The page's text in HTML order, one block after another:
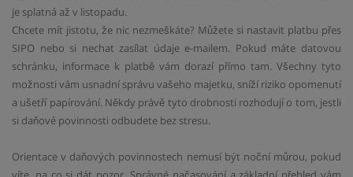
je splatná až v listopadu.
Chcete mít jistotu, že nic nezmeškáte? Můžete si nastavit platbu přes
SIPO nebo si nechat zasílat údaje e-mailem. Pokud máte datovou
schránku, informace k platbě vám dorazí přímo tam. Všechny tyto
možnosti vám usnadní správu vašeho majetku, sníží riziko opomenutí
a ušetří papírování. Někdy právě tyto drobnosti rozhodují o tom, jestli
si daňové povinnosti odbudete bez stresu.
Orientace v daňových povinnostech nemusí být noční můrou, pokud